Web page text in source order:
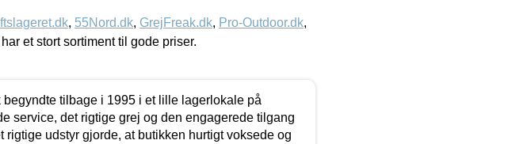
, 55Nord.dk, GrejFreak.dk, Pro-Outdoor.dk,
et stort sortiment til gode priser.
begyndte tilbage i 1995 i et lille lagerlokale på
service, det rigtige grej og den engagerede tilgang
rigtige udstyr gjorde, at butikken hurtigt voksede og